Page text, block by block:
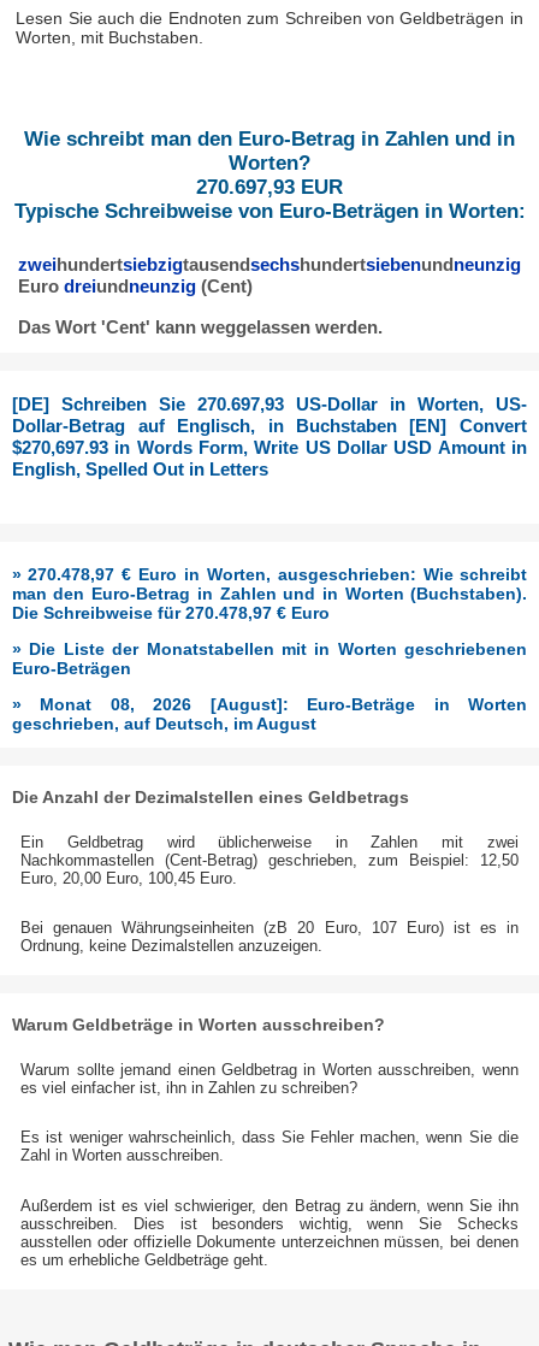
Lesen Sie auch die Endnoten zum Schreiben von Geldbeträgen in
Worten, mit Buchstaben.
Wie schreibt man den Euro-Betrag in Zahlen und in
Worten?
270.697,93 EUR
Typische Schreibweise von Euro-Beträgen in Worten:
zweihundertsiebzigtausendsechshundertsiebenundneunzig
Euro dreiundneunzig(Cent)
Das Wort 'Cent' kann weggelassen werden.
[DE] Schreiben Sie 270.697,93 US-Dollar in Worten, US-
Dollar-Betrag auf Englisch, in Buchstaben [EN] Convert
$270,697.93 in Words Form, Write US Dollar USD Amount in
English, Spelled Out in Letters
» 270.478,97 € Euro in Worten, ausgeschrieben: Wie schreibt
man den Euro-Betrag in Zahlen und in Worten (Buchstaben).
Die Schreibweise für 270.478,97 € Euro
» Die Liste der Monatstabellen mit in Worten geschriebenen
Euro-Beträgen
» Monat 08, 2026 [August]: Euro-Beträge in Worten
geschrieben, auf Deutsch, im August
Die Anzahl der Dezimalstellen eines Geldbetrags
Ein Geldbetrag wird üblicherweise in Zahlen mit zwei
Nachkommastellen (Cent-Betrag) geschrieben, zum Beispiel: 12,50
Euro, 20,00 Euro, 100,45 Euro.
Bei genauen Währungseinheiten (zB 20 Euro, 107 Euro) ist es in
Ordnung, keine Dezimalstellen anzuzeigen.
Warum Geldbeträge in Worten ausschreiben?
Warum sollte jemand einen Geldbetrag in Worten ausschreiben, wenn
es viel einfacher ist, ihn in Zahlen zu schreiben?
Es ist weniger wahrscheinlich, dass Sie Fehler machen, wenn Sie die
Zahl in Worten ausschreiben.
Außerdem ist es viel schwieriger, den Betrag zu ändern, wenn Sie ihn
ausschreiben. Dies ist besonders wichtig, wenn Sie Schecks
ausstellen oder offizielle Dokumente unterzeichnen müssen, bei denen
es um erhebliche Geldbeträge geht.